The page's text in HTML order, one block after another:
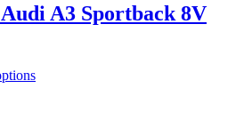
A3 Sportback 8V